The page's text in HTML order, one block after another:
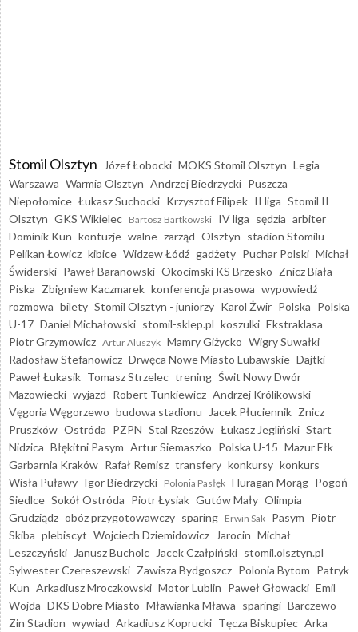
Stomil Olsztyn Józef Łobocki MOKS Stomil Olsztyn Legia
Warszawa Warmia Olsztyn Andrzej Biedrzycki Puszcza
Niepołomice Łukasz Suchocki Krzysztof Filipek II liga Stomil II
Olsztyn GKS Wikielec Bartosz Bartkowski IV liga sędzia arbiter
Dominik Kun kontuzje walne zarząd Olsztyn stadion Stomilu
Pelikan Łowicz kibice Widzew Łódź gadżety Puchar Polski Michał
Świderski Paweł Baranowski Okocimski KS Brzesko Znicz Biała
Piska Zbigniew Kaczmarek konferencja prasowa wypowiedź
rozmowa bilety Stomil Olsztyn - juniorzy Karol Żwir Polska Polska
U-17 Daniel Michałowski stomil-sklep.pl koszulki Ekstraklasa
Piotr Grzymowicz Artur Aluszyk Mamry Giżycko Wigry Suwałki
Radosław Stefanowicz Drwęca Nowe Miasto Lubawskie Dajtki
Paweł Łukasik Tomasz Strzelec trening Świt Nowy Dwór
Mazowiecki wyjazd Robert Tunkiewicz Andrzej Królikowski
Vęgoria Węgorzewo budowa stadionu Jacek Płuciennik Znicz
Pruszków Ostróda PZPN Stal Rzeszów Łukasz Jegliński Start
Nidzica Błękitni Pasym Artur Siemaszko Polska U-15 Mazur Ełk
Garbarnia Kraków Rafał Remisz transfery konkursy konkurs
Wisła Puławy Igor Biedrzycki Polonia Pasłęk Huragan Morąg Pogoń
Siedlce Sokół Ostróda Piotr Łysiak Gutów Mały Olimpia
Grudziądz obóz przygotowawczy sparing Erwin Sak Pasym Piotr
Skiba plebiscyt Wojciech Dziemidowicz Jarocin Michał
Leszczyński
Janusz Bucholc Jacek Czałpiński stomil.olsztyn.pl
Sylwester Czereszewski Zawisza Bydgoszcz Polonia Bytom Patryk
Kun Arkadiusz Mroczkowski Motor Lublin Paweł Głowacki Emil
Wojda DKS Dobre Miasto Mławianka Mława sparingi Barczewo
Zin Stadion wywiad Arkadiusz Koprucki Tęcza Biskupiec Arka